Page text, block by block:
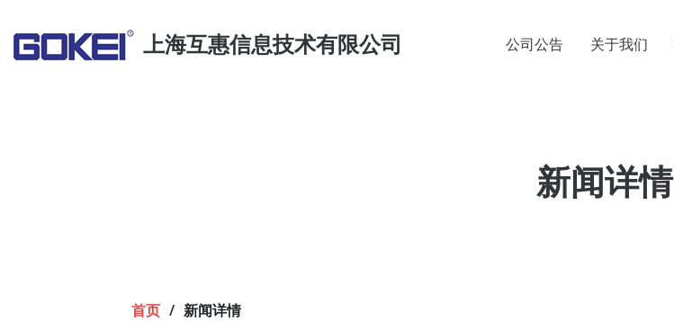
上海互惠信息技术有限公司 公司公告 关于我们
新闻详情
首页 新闻详情